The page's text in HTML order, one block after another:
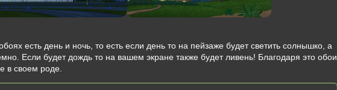
есть день и ночь, то есть если день то на пейзаже будет светить солнышко, а
Если будет дождь то на вашем экране также будет ливень! Благодаря это обои
в своем роде.